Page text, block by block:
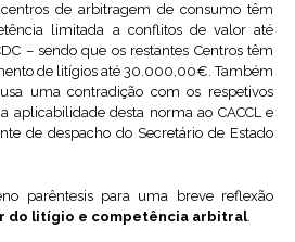
de arbitragem de consumo têm
limitada a conflitos de valor até
– sendo que os restantes Centros têm
de litígios até 30.000,00€. Também
uma contradição com os respetivos
aplicabilidade desta norma ao CACCL e
de despacho do Secretário de Estado
parêntesis para uma breve reflexão
do litígio e competência arbitral.